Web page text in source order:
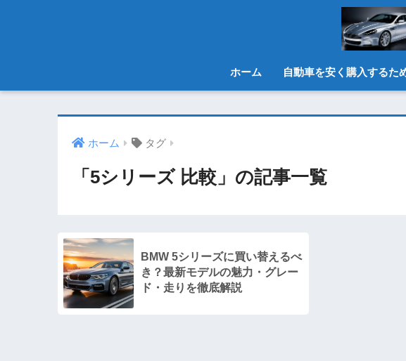
ホーム 自動車を安く購入するた
ホーム タグ
「5シリーズ 比較」の記事一覧
BMW 5シリーズに買い替えるべ
き？最新モデルの魅力・グレー
ド・走りを徹底解説